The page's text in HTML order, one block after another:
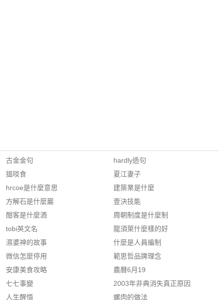
古金金句
搵啖食
hrcoe是什麼意思
方解石是什麼巖
酣客是什麼酒
tobi英文名
濕婆神的故事
微信怎麼停用
安康美食攻略
七七事變
人生醒悟
hardly造句
夏江妻子
建築業是什麼
壹決技能
周朝制度是什麼制
龍須萊什麼樣的好
什麼是人員編制
範思哲品牌理念
農曆6月19
2003年非典消失真正原因
螺肉的做法